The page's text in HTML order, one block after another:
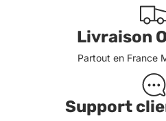
Livraison
Partout en France
Support